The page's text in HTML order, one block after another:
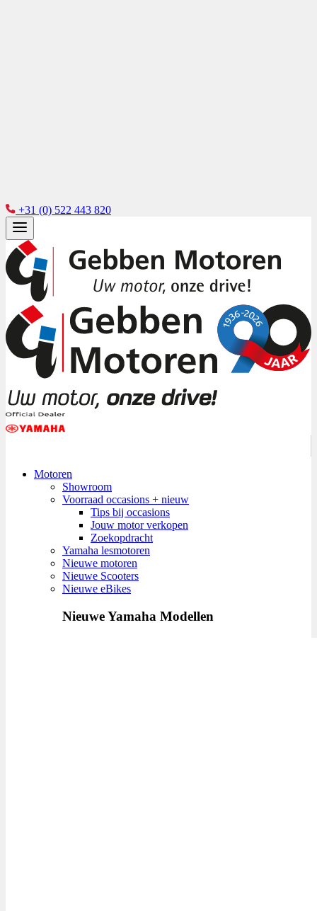
+31 (0) 522 443 820
Motoren
Showroom
Voorraad occasions + nieuw
Tips bij occasions
Jouw motor verkopen
Zoekopdracht
Yamaha lesmotoren
Nieuwe motoren
Nieuwe Scooters
Nieuwe eBikes
Nieuwe Yamaha Modellen